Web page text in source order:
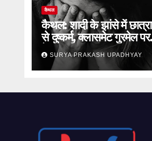
कैथल
कैथल: शादी के झांसे में छात्रा
से दुष्कर्म, क्लासमेट गुरमेल पर
केस दर्ज
SURYA PRAKASH UPADHYAY